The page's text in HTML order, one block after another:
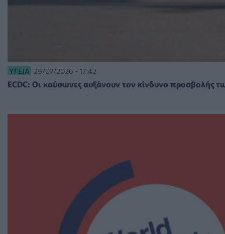
ΥΓΕΊΑ 29/07/2026 - 17:42
ECDC: Οι καύσωνες αυξάνουν τον κίνδυνο